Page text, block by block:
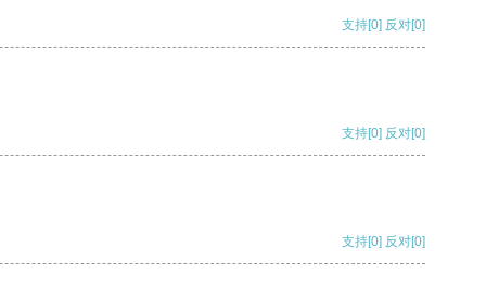
支持[0] 反对[0]
支持[0] 反对[0]
支持[0] 反对[0]